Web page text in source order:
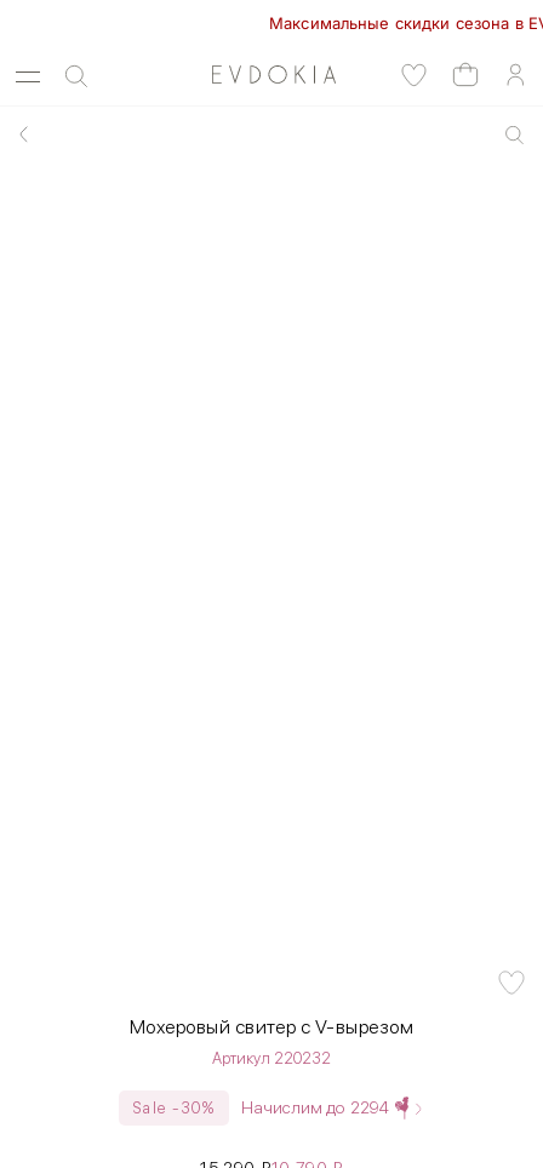
Максимальные скидки сезона в
Мохеровый свитер с V-вырезом
Артикул 220232
Sale -30% Начислим до 2294